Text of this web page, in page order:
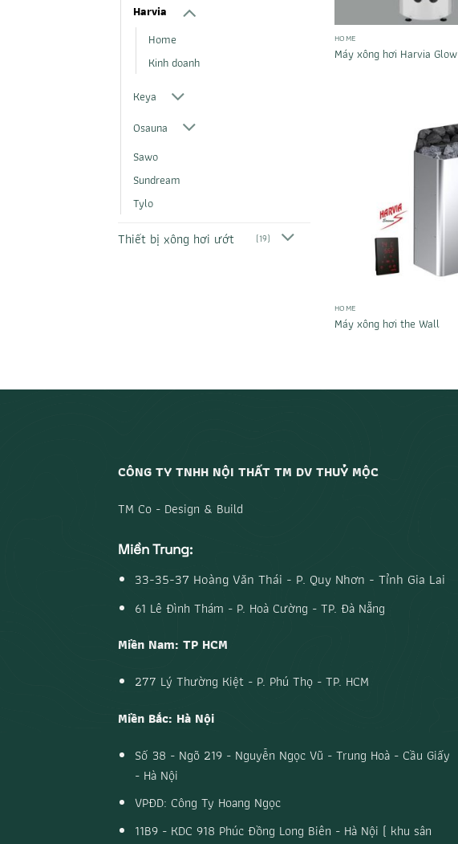
Harvia
Home
Kinh doanh
Keya
Osauna
Sawo
Sundream
Tylo
Thiết bị xông hơi ướt (19)
HOME
Máy xông hơi Harvia Glow
HOME
Máy xông hơi the Wall
CÔNG TY TNHH NỘI THẤT TM DV THUỶ MỘC
TM Co - Design & Build
Miền Trung:
33-35-37 Hoàng Văn Thái - P. Quy Nhơn - Tỉnh Gia Lai
61 Lê Đình Thám - P. Hoà Cường - TP. Đà Nẵng
Miền Nam: TP HCM
277 Lý Thường Kiệt - P. Phú Thọ - TP. HCM
Miền Bắc: Hà Nội
Số 38 - Ngõ 219 - Nguyễn Ngọc Vũ - Trung Hoà - Cầu Giấy
- Hà Nội
VPĐD: Công Ty Hoang Ngọc
11B9 - KDC 918 Phúc Đồng Long Biên - Hà Nội ( khu sân